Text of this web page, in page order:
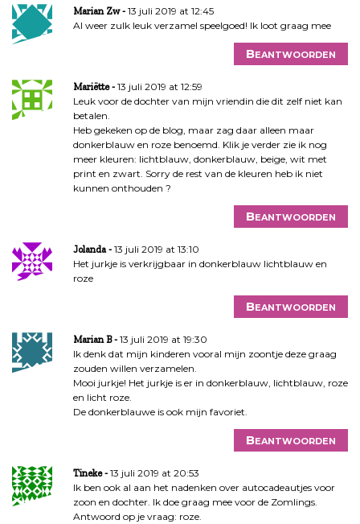
e
Marian Zw
13 juli 2019 at 12:45
Al weer zulk leuk verzamel speelgoed! Ik loot graag mee
Beantwoorden
Mariëtte
13 juli 2019 at 12:59
Leuk voor de dochter van mijn vriendin die dit zelf niet kan
betalen.
Heb gekeken op de blog, maar zag daar alleen maar
donkerblauw en roze benoemd. Klik je verder zie ik nog
meer kleuren: lichtblauw, donkerblauw, beige, wit met
print en zwart. Sorry de rest van de kleuren heb ik niet
kunnen onthouden ?
Beantwoorden
Jolanda
13 juli 2019 at 13:10
Het jurkje is verkrijgbaar in donkerblauw lichtblauw en
roze
Beantwoorden
Marian B
13 juli 2019 at 19:30
Ik denk dat mijn kinderen vooral mijn zoontje deze graag
zouden willen verzamelen.
Mooi jurkje! Het jurkje is er in donkerblauw, lichtblauw, roze
en licht roze.
De donkerblauwe is ook mijn favoriet.
Beantwoorden
Tineke
13 juli 2019 at 20:53
Ik ben ook al aan het nadenken over autocadeautjes voor
zoon en dochter. Ik doe graag mee voor de Zomlings.
Antwoord op je vraag: roze.